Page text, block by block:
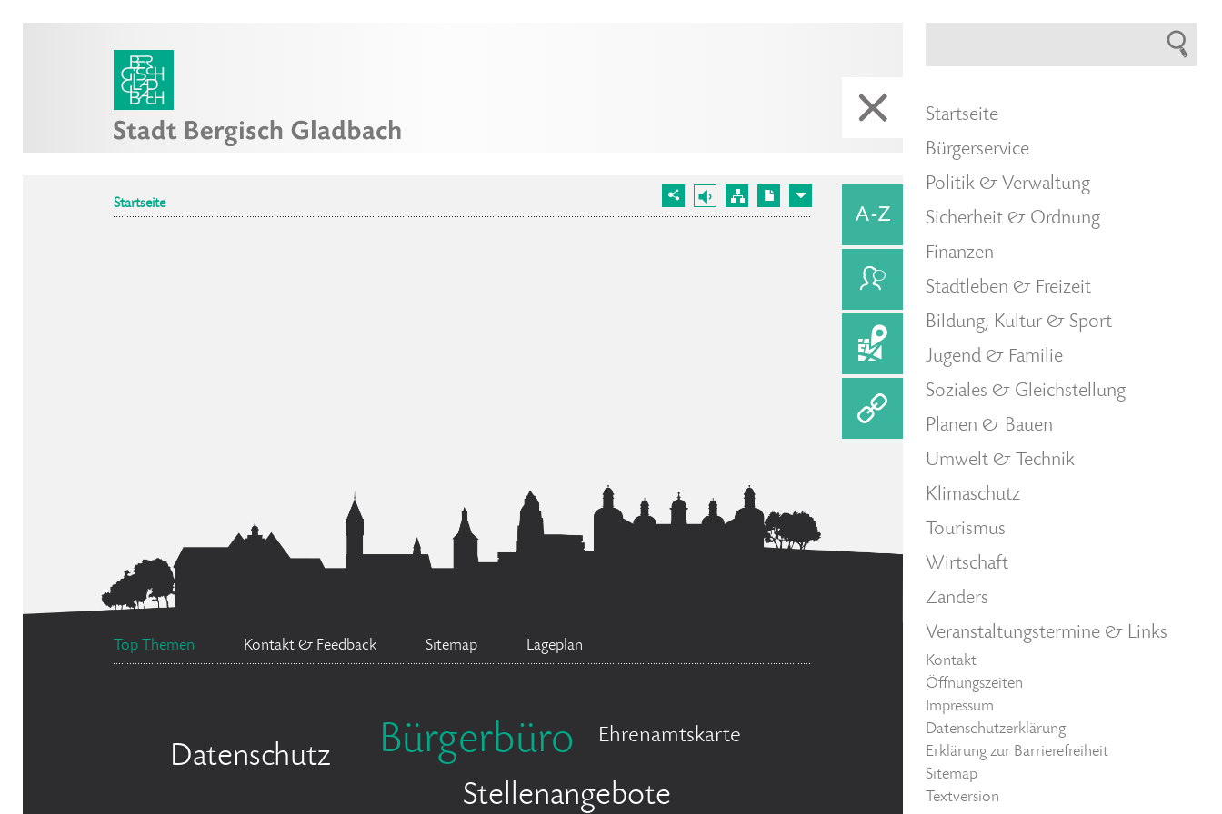
Startseite
Top Themen Kontakt & Feedback Sitemap Lageplan
Datenschutz Bürgerbüro Ehrenamtskarte
Stellenangebote
Startseite
Bürgerservice
Politik & Verwaltung
Sicherheit & Ordnung
Finanzen
Stadtleben & Freizeit
Bildung, Kultur & Sport
Jugend & Familie
Soziales & Gleichstellung
Planen & Bauen
Umwelt & Technik
Klimaschutz
Tourismus
Wirtschaft
Zanders
Veranstaltungstermine & Links
Kontakt
Öffnungszeiten
Impressum
Datenschutzerklärung
Erklärung zur Barrierefreiheit
Sitemap
Textversion